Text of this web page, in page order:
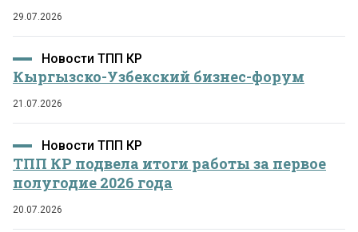
29.07.2026
Новости ТПП КР
Кыргызско-Узбекский бизнес-форум
21.07.2026
Новости ТПП КР
ТПП КР подвела итоги работы за первое
полугодие 2026 года
20.07.2026